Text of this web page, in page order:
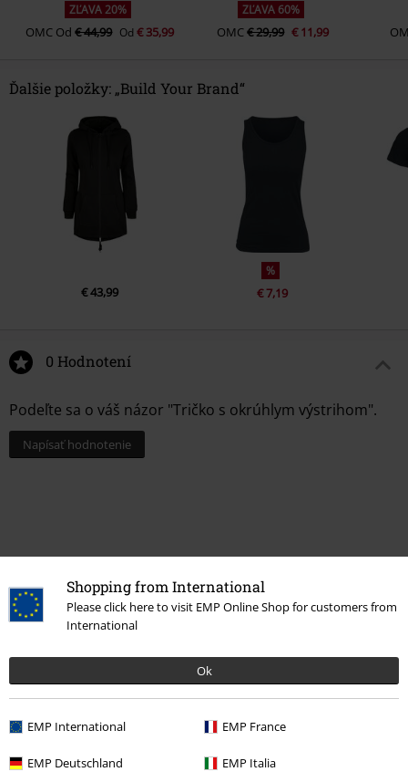
Shopping from International
Please click here to visit EMP Online Shop for customers from
International
Ok
EMP International EMP France
EMP Deutschland EMP Italia
ZĽAVA 20%
OMC Od€ 44,99 Od€ 35,99
ZĽAVA 60%
OMC€ 29,99 € 11,99
Ďalšie položky: „Build Your Brand“
€ 43,99
%
€ 7,19
0 Hodnotení
Podeľte sa o váš názor "Tričko s okrúhlym výstrihom".
Napísať hodnotenie